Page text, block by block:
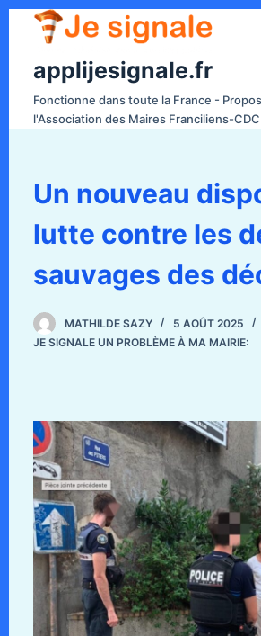
applijesignale.fr
Fonctionne dans toute la France -
l'Association des Maires Franciliens-
Un nouveau
lutte contre les
sauvages des
MATHILDE SAZY
5 AOÛT 2025
JE SIGNALE UN PROBLÈME À MA MAIRIE: